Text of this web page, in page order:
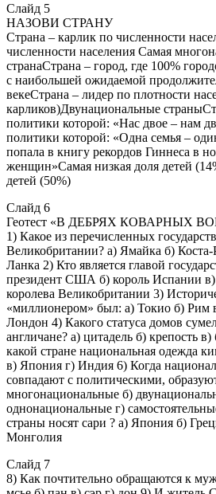
Слайд 5
НАЗОВИ СТРАНУ
Страна – карлик по численности
численности населения Самая
странаСтрана – город, где 100%
с наибольшей ожидаемой
векеСтрана – лидер по плотности
карликов)Двунациональные
политики которой: «Нас двое – нам
политики которой: «Одна семья –
попала в книгу рекордов Гиннеса в
женщин»Самая низкая доля детей
детей (50%)
Слайд 6
Геотест «В ДЕБРЯХ КОВАРНЫХ
1) Какое из перечисленных
Великобритании? а) Ямайка б)
Ланка 2) Кто является главой
президент США б) король Испании
королева Великобритании 3)
«миллионером» был: а) Токио б) Рим
Лондон 4) Какого статуса домов
англичане? а) цитадель б) крепость
какой стране национальная одежда
в) Япония г) Индия 6) Когда
совпадают с политическими,
многонациональные б)
однонациональные г)
страны носят сари ? а) Япония б)
Монголия
Слайд 7
8) Как почтительно обращаются к